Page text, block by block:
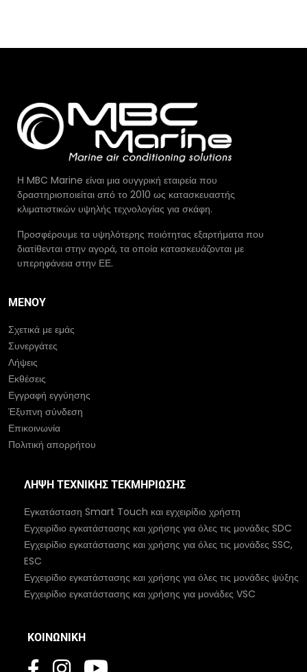
Η MBC Marine είναι μια ουγγρική εταιρεία που
δραστηριοποιείται από το 2010 ως κατασκευαστής
κλιματιστικών υψηλής τεχνολογίας για σκάφη.
Προσφέρουμε τα υψηλότερης ποιότητας εξαρτήματα που
διατίθενται στην αγορά, τα οποία κατασκευάζονται με
υπερηφάνεια στην ΕΕ.
ΜΕΝΟΎ
Σχετικά με εμάς
Συνεργάτες
Λήψεις
Εκθέσεις
Εγγραφή εγγύησης
Έξυπνη σύνδεση
Επικοινωνία
Πολιτική απορρήτου
ΛΉΨΗ ΤΕΧΝΙΚΉΣ ΤΕΚΜΗΡΊΩΣΗΣ
Εγκατάσταση Smart Touch και εγχειρίδιο χρήστη
Εγχειρίδιο εγκατάστασης και χρήσης για όλες τις μονάδες SDC
Εγχειρίδιο εγκατάστασης και χρήσης για όλες τις μονάδες SSC,
ESC
Εγχειρίδιο εγκατάστασης και χρήσης για όλες τις μονάδες ψύξης
Εγχειρίδιο εγκατάστασης και χρήσης για μονάδες VSC
ΚΟΙΝΩΝΙΚΉ